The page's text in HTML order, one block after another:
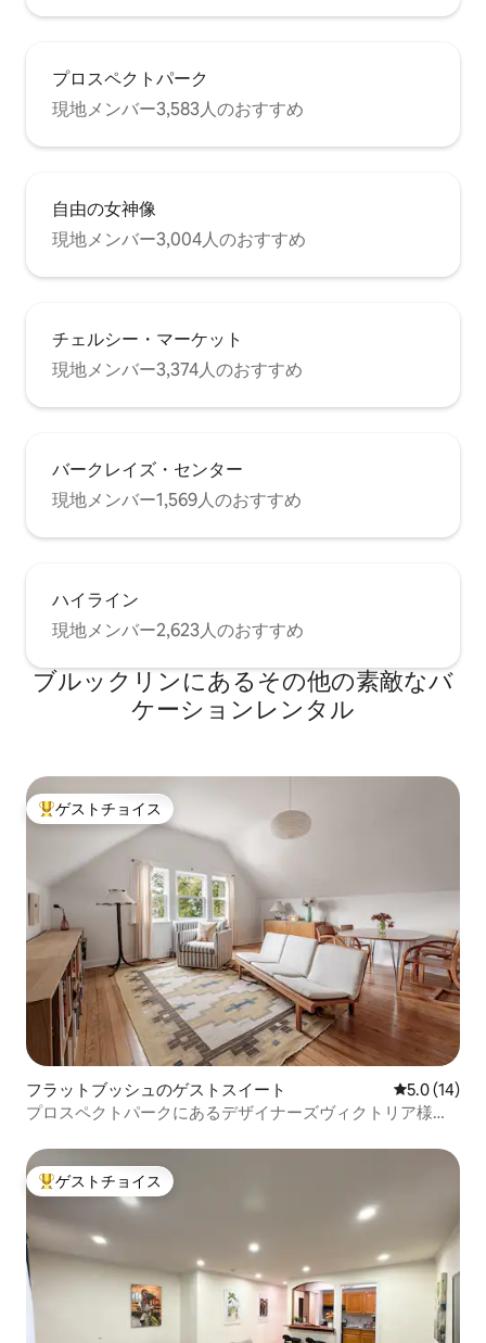
プロスペクトパーク
現地メンバー3,583人のおすすめ
自由の女神像
現地メンバー3,004人のおすすめ
チェルシー・マーケット
現地メンバー3,374人のおすすめ
バークレイズ・センター
現地メンバー1,569人のおすすめ
ハイライン
現地メンバー2,623人のおすすめ
ブルックリンにあるその他の素敵なバ
ケーションレンタル
大好評のゲストチョイスです。
ゲストチョイス
フラットブッシュのゲストスイート レビュー14
5.0 (14)
プロスペクトパークにあるデザイナーズヴィクトリア様式
大好評のゲストチョイスです。
ゲストチョイス